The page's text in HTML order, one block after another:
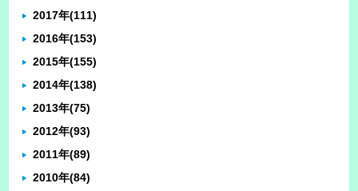
2017年(111)
2016年(153)
2015年(155)
2014年(138)
2013年(75)
2012年(93)
2011年(89)
2010年(84)